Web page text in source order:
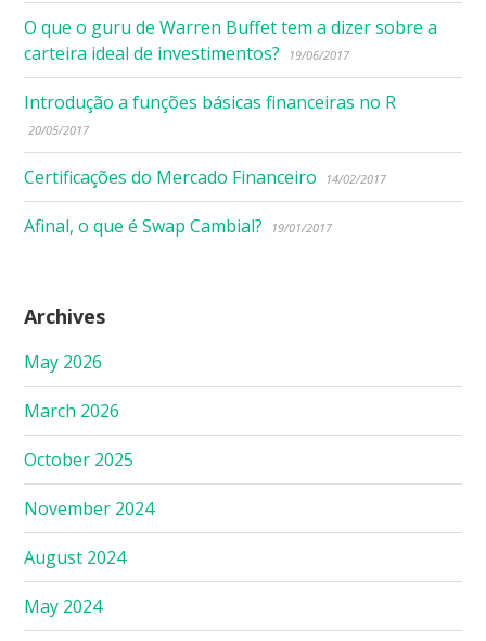
O que o guru de Warren Buffet tem a dizer sobre a
carteira ideal de investimentos?
19/06/2017
Introdução a funções básicas financeiras no R
20/05/2017
Certificações do Mercado Financeiro 14/02/2017
Afinal, o que é Swap Cambial? 19/01/2017
Archives
May 2026
March 2026
October 2025
November 2024
August 2024
May 2024